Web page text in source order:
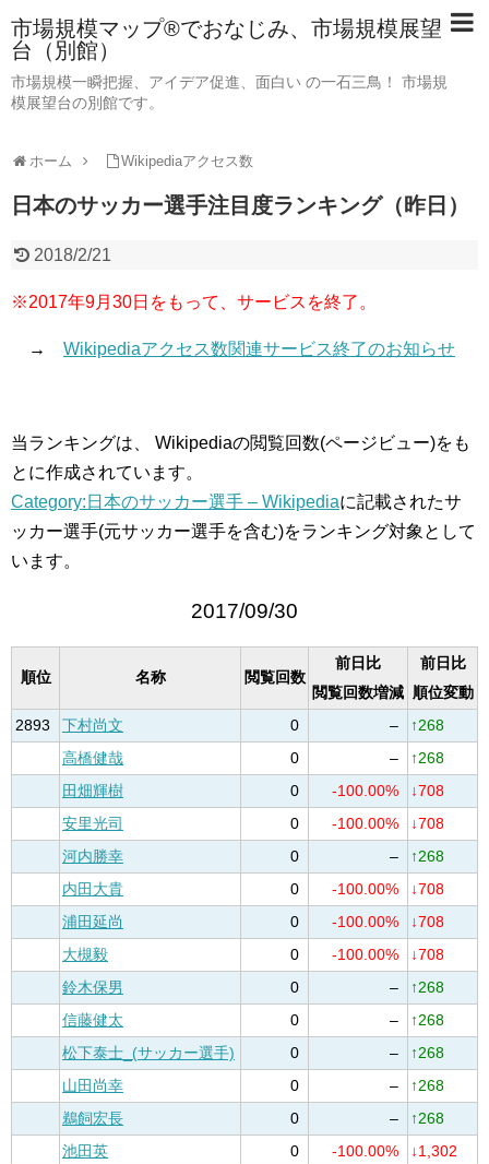
市場規模マップ®でおなじみ、市場規模展望
台（別館）
市場規模一瞬把握、アイデア促進、面白い の一石三鳥！ 市場規
模展望台の別館です。
ホーム Wikipediaアクセス数
日本のサッカー選手注目度ランキング（昨日）
2018/2/21
※2017年9月30日をもって、サービスを終了。
→ Wikipediaアクセス数関連サービス終了のお知らせ
当ランキングは、 Wikipediaの閲覧回数(ページビュー)をも
とに作成されています。
Category:日本のサッカー選手 – Wikipediaに記載されたサ
ッカー選手(元サッカー選手を含む)をランキング対象として
います。
2017/09/30
順位 名称 閲覧回数
前日比
閲覧回数増減
前日比
順位変動
2893
下村尚文 0 –
↑268
高橋健哉
0 –
↑268
田畑輝樹
0 -100.00%
↓708
安里光司
0 -100.00%
↓708
河内勝幸
0 –
↑268
内田大貴
0 -100.00%
↓708
浦田延尚
0 -100.00%
↓708
大槻毅
0 -100.00%
↓708
鈴木保男
0 –
↑268
信藤健太
0 –
↑268
松下泰士_(サッカー選手)
0 –
↑268
山田尚幸
0 –
↑268
鵜飼宏長
0 –
↑268
池田英
0 -100.00%
↓1,302